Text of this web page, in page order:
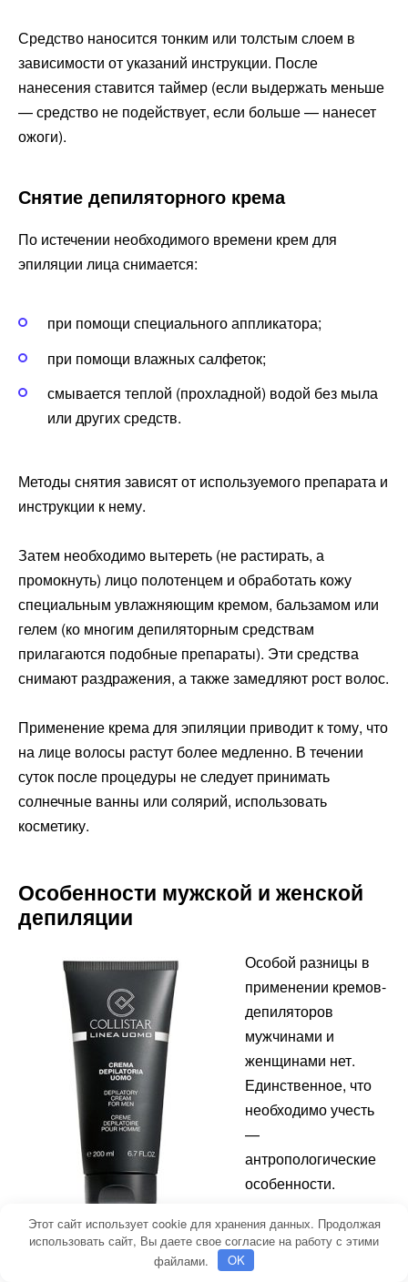
Средство наносится тонким или толстым слоем в
зависимости от указаний инструкции. После
нанесения ставится таймер (если выдержать меньше
— средство не подействует, если больше — нанесет
ожоги).
Снятие депиляторного крема
По истечении необходимого времени крем для
эпиляции лица снимается:
при помощи специального аппликатора;
при помощи влажных салфеток;
смывается теплой (прохладной) водой без мыла
или других средств.
Методы снятия зависят от используемого препарата и
инструкции к нему.
Затем необходимо вытереть (не растирать, а
промокнуть) лицо полотенцем и обработать кожу
специальным увлажняющим кремом, бальзамом или
гелем (ко многим депиляторным средствам
прилагаются подобные препараты). Эти средства
снимают раздражения, а также замедляют рост волос.
Применение крема для эпиляции приводит к тому, что
на лице волосы растут более медленно. В течении
суток после процедуры не следует принимать
солнечные ванны или солярий, использовать
косметику.
Особенности мужской и женской
депиляции
Особой разницы в
применении кремов-
депиляторов
мужчинами и
женщинами нет.
Единственное, что
необходимо учесть
—
антропологические
особенности.
Женский волос более тонкий. Растительность на лице
у мужчин более ярко выражена, волосы жесткие и
Этот сайт использует cookie для хранения данных. Продолжая
использовать сайт, Вы даете свое согласие на работу с этими
файлами.
OK